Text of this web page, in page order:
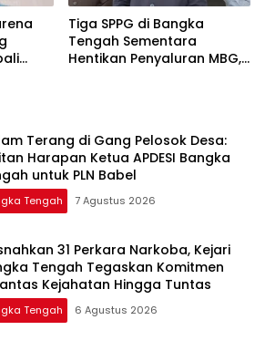
‎Tiga SPPG di Bangka
Tengah Sementara
Hentikan Penyaluran MBG,
Terang di Gang Pelosok Desa:
Harapan Ketua APDESI Bangka
untuk PLN Babel
Tengah 7 Agustus 2026
31 Perkara Narkoba, Kejari
Tengah Tegaskan Komitmen
Kejahatan Hingga Tuntas
Tengah 6 Agustus 2026